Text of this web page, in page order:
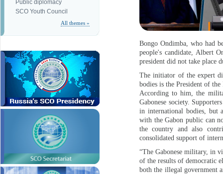
Public diplomacy
SCO Youth Council
All themes »
Bongo Ondimba, who had
people's candidate, Albert
president did not take place
The initiator of the expert
bodies is the President of
According to him, the
Gabonese society.
in international bodies, but
with the Gabon public can
the country and also
consolidated support of
“The Gabonese military, in
of the results of democratic
both the illegal government